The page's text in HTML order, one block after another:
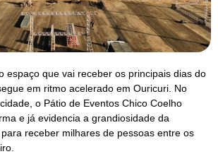
espaço que vai receber os principais dias do
em ritmo acelerado em Ouricuri. No
o Pátio de Eventos Chico Coelho
e já evidencia a grandiosidade da
receber milhares de pessoas entre os